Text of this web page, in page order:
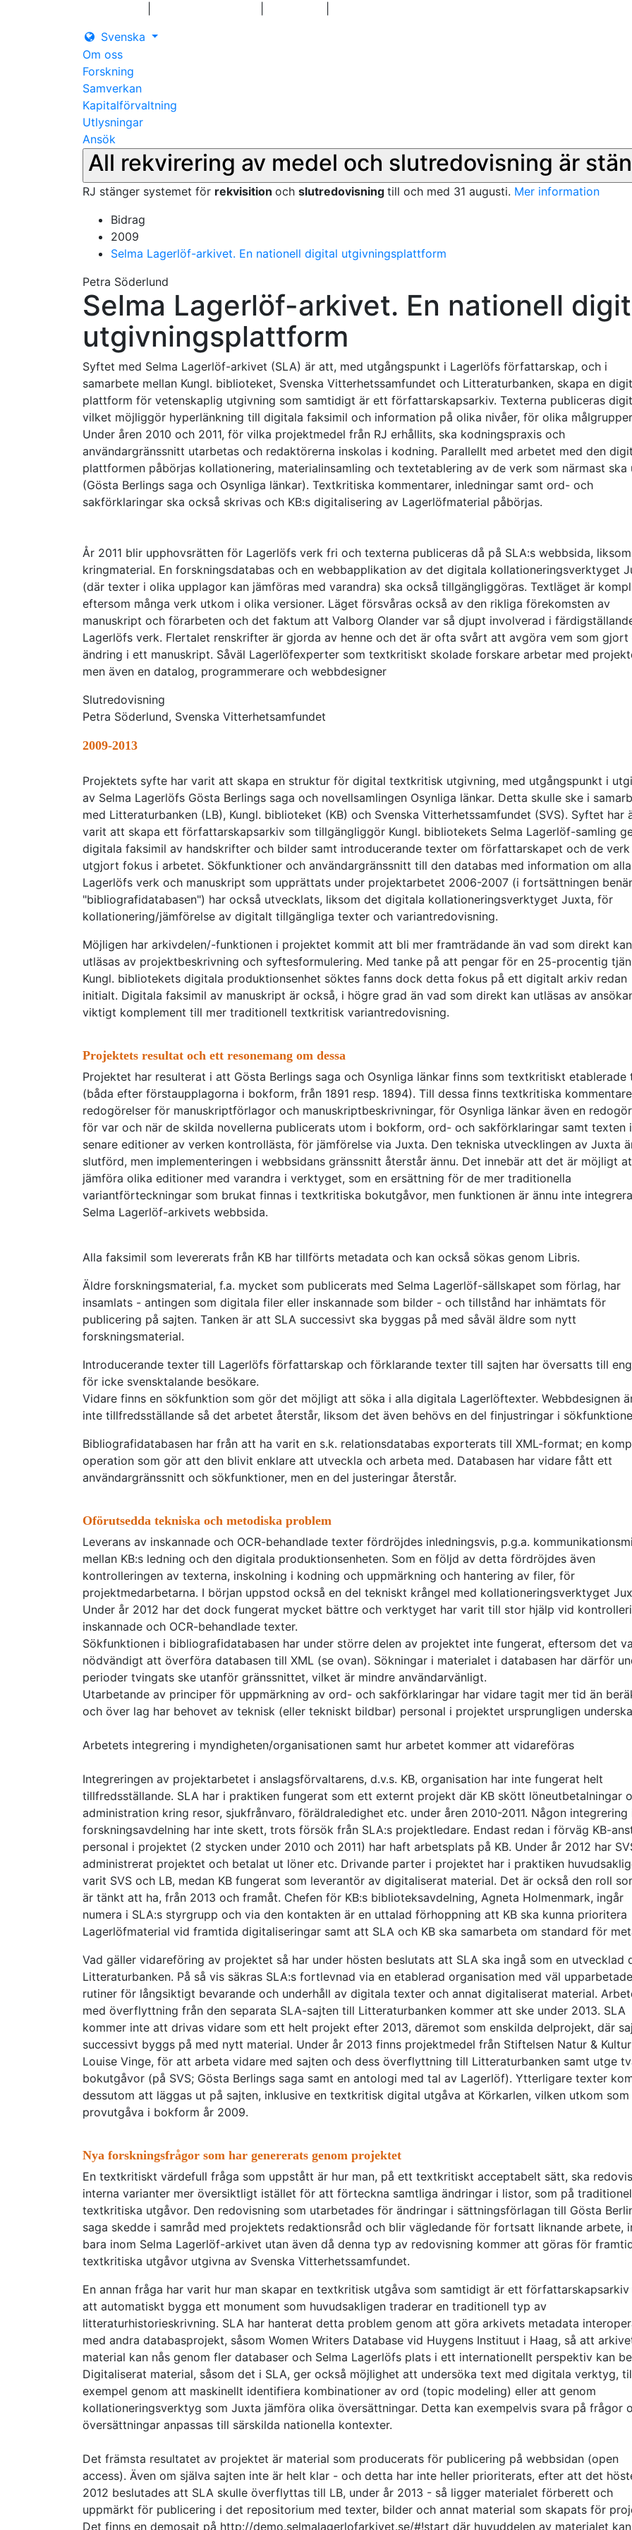
Svenska
Om oss
Forskning
Samverkan
Kapitalförvaltning
Utlysningar
Ansök
All rekvirering av medel och slutredovisning är
RJ stänger systemet för rekvisition och slutredovisning till och med 31 augusti. Mer information
Bidrag
2009
Selma Lagerlöf-arkivet. En nationell digital utgivningsplattform
Petra Söderlund
Selma Lagerlöf-arkivet. En nationell
utgivningsplattform
Syftet med Selma Lagerlöf-arkivet (SLA) är att, med utgångspunkt i Lagerlöfs författarskap, och i
samarbete mellan Kungl. biblioteket, Svenska Vitterhetssamfundet och Litteraturbanken, skapa en
plattform för vetenskaplig utgivning som samtidigt är ett författarskapsarkiv. Texterna publiceras
vilket möjliggör hyperlänkning till digitala faksimil och information på olika nivåer, för olika
Under åren 2010 och 2011, för vilka projektmedel från RJ erhållits, ska kodningspraxis och
användargränssnitt utarbetas och redaktörerna inskolas i kodning. Parallellt med arbetet med den
plattformen påbörjas kollationering, materialinsamling och textetablering av de verk som närmast ska
(Gösta Berlings saga och Osynliga länkar). Textkritiska kommentarer, inledningar samt ord- och
sakförklaringar ska också skrivas och KB:s digitalisering av Lagerlöfmaterial påbörjas.
År 2011 blir upphovsrätten för Lagerlöfs verk fri och texterna publiceras då på SLA:s webbsida, liksom
kringmaterial. En forskningsdatabas och en webbapplikation av det digitala kollationeringsverktyget
(där texter i olika upplagor kan jämföras med varandra) ska också tillgängliggöras. Textläget är
eftersom många verk utkom i olika versioner. Läget försvåras också av den rikliga förekomsten av
manuskript och förarbeten och det faktum att Valborg Olander var så djupt involverad i
Lagerlöfs verk. Flertalet renskrifter är gjorda av henne och det är ofta svårt att avgöra vem som gjort
ändring i ett manuskript. Såväl Lagerlöfexperter som textkritiskt skolade forskare arbetar med
men även en datalog, programmerare och webbdesigner
Slutredovisning
Petra Söderlund, Svenska Vitterhetsamfundet
2009-2013
Projektets syfte har varit att skapa en struktur för digital textkritisk utgivning, med utgångspunkt i
av Selma Lagerlöfs Gösta Berlings saga och novellsamlingen Osynliga länkar. Detta skulle ske i
med Litteraturbanken (LB), Kungl. biblioteket (KB) och Svenska Vitterhetssamfundet (SVS). Syftet har
varit att skapa ett författarskapsarkiv som tillgängliggör Kungl. bibliotekets Selma Lagerlöf-samling
digitala faksimil av handskrifter och bilder samt introducerande texter om författarskapet och de verk
utgjort fokus i arbetet. Sökfunktioner och användargränssnitt till den databas med information om alla
Lagerlöfs verk och manuskript som upprättats under projektarbetet 2006-2007 (i fortsättningen
"bibliografidatabasen") har också utvecklats, liksom det digitala kollationeringsverktyget Juxta, för
kollationering/jämförelse av digitalt tillgängliga texter och variantredovisning.
Möjligen har arkivdelen/-funktionen i projektet kommit att bli mer framträdande än vad som direkt kan
utläsas av projektbeskrivning och syftesformulering. Med tanke på att pengar för en 25-procentig
Kungl. bibliotekets digitala produktionsenhet söktes fanns dock detta fokus på ett digitalt arkiv redan
initialt. Digitala faksimil av manuskript är också, i högre grad än vad som direkt kan utläsas av
viktigt komplement till mer traditionell textkritisk variantredovisning.
Projektets resultat och ett resonemang om dessa
Projektet har resulterat i att Gösta Berlings saga och Osynliga länkar finns som textkritiskt etablerade
(båda efter förstaupplagorna i bokform, från 1891 resp. 1894). Till dessa finns textkritiska
redogörelser för manuskriptförlagor och manuskriptbeskrivningar, för Osynliga länkar även en
för var och när de skilda novellerna publicerats utom i bokform, ord- och sakförklaringar samt texten i
senare editioner av verken kontrollästa, för jämförelse via Juxta. Den tekniska utvecklingen av Juxta
slutförd, men implementeringen i webbsidans gränssnitt återstår ännu. Det innebär att det är möjligt
jämföra olika editioner med varandra i verktyget, som en ersättning för de mer traditionella
variantförteckningar som brukat finnas i textkritiska bokutgåvor, men funktionen är ännu inte
Selma Lagerlöf-arkivets webbsida.
Alla faksimil som levererats från KB har tillförts metadata och kan också sökas genom Libris.
Äldre forskningsmaterial, f.a. mycket som publicerats med Selma Lagerlöf-sällskapet som förlag, har
insamlats - antingen som digitala filer eller inskannade som bilder - och tillstånd har inhämtats för
publicering på sajten. Tanken är att SLA successivt ska byggas på med såväl äldre som nytt
forskningsmaterial.
Introducerande texter till Lagerlöfs författarskap och förklarande texter till sajten har översatts till
för icke svensktalande besökare.
Vidare finns en sökfunktion som gör det möjligt att söka i alla digitala Lagerlöftexter. Webbdesignen
inte tillfredsställande så det arbetet återstår, liksom det även behövs en del finjustringar i
Bibliografidatabasen har från att ha varit en s.k. relationsdatabas exporterats till XML-format; en
operation som gör att den blivit enklare att utveckla och arbeta med. Databasen har vidare fått ett
användargränssnitt och sökfunktioner, men en del justeringar återstår.
Oförutsedda tekniska och metodiska problem
Leverans av inskannade och OCR-behandlade texter fördröjdes inledningsvis, p.g.a.
mellan KB:s ledning och den digitala produktionsenheten. Som en följd av detta fördröjdes även
kontrolleringen av texterna, inskolning i kodning och uppmärkning och hantering av filer, för
projektmedarbetarna. I början uppstod också en del tekniskt krångel med kollationeringsverktyget
Under år 2012 har det dock fungerat mycket bättre och verktyget har varit till stor hjälp vid
inskannade och OCR-behandlade texter.
Sökfunktionen i bibliografidatabasen har under större delen av projektet inte fungerat, eftersom det
nödvändigt att överföra databasen till XML (se ovan). Sökningar i materialet i databasen har därför
perioder tvingats ske utanför gränssnittet, vilket är mindre användarvänligt.
Utarbetande av principer för uppmärkning av ord- och sakförklaringar har vidare tagit mer tid än
och över lag har behovet av teknisk (eller tekniskt bildbar) personal i projektet ursprungligen
Arbetets integrering i myndigheten/organisationen samt hur arbetet kommer att vidareföras
Integreringen av projektarbetet i anslagsförvaltarens, d.v.s. KB, organisation har inte fungerat helt
tillfredsställande. SLA har i praktiken fungerat som ett externt projekt där KB skött löneutbetalningar
administration kring resor, sjukfrånvaro, föräldraledighet etc. under åren 2010-2011. Någon integrering
forskningsavdelning har inte skett, trots försök från SLA:s projektledare. Endast redan i förväg KB-
personal i projektet (2 stycken under 2010 och 2011) har haft arbetsplats på KB. Under år 2012 har
administrerat projektet och betalat ut löner etc. Drivande parter i projektet har i praktiken
varit SVS och LB, medan KB fungerat som leverantör av digitaliserat material. Det är också den roll
är tänkt att ha, från 2013 och framåt. Chefen för KB:s biblioteksavdelning, Agneta Holmenmark, ingår
numera i SLA:s styrgrupp och via den kontakten är en uttalad förhoppning att KB ska kunna prioritera
Lagerlöfmaterial vid framtida digitaliseringar samt att SLA och KB ska samarbeta om standard för
Vad gäller vidareföring av projektet så har under hösten beslutats att SLA ska ingå som en utvecklad
Litteraturbanken. På så vis säkras SLA:s fortlevnad via en etablerad organisation med väl upparbetade
rutiner för långsiktigt bevarande och underhåll av digitala texter och annat digitaliserat material.
med överflyttning från den separata SLA-sajten till Litteraturbanken kommer att ske under 2013. SLA
kommer inte att drivas vidare som ett helt projekt efter 2013, däremot som enskilda delprojekt, där
successivt byggs på med nytt material. Under år 2013 finns projektmedel från Stiftelsen Natur &
Louise Vinge, för att arbeta vidare med sajten och dess överflyttning till Litteraturbanken samt utge
bokutgåvor (på SVS; Gösta Berlings saga samt en antologi med tal av Lagerlöf). Ytterligare texter
dessutom att läggas ut på sajten, inklusive en textkritisk digital utgåva at Körkarlen, vilken utkom som
provutgåva i bokform år 2009.
Nya forskningsfrågor som har genererats genom projektet
En textkritiskt värdefull fråga som uppstått är hur man, på ett textkritiskt acceptabelt sätt, ska
interna varianter mer översiktligt istället för att förteckna samtliga ändringar i listor, som på
textkritiska utgåvor. Den redovisning som utarbetades för ändringar i sättningsförlagan till Gösta
saga skedde i samråd med projektets redaktionsråd och blir vägledande för fortsatt liknande arbete,
bara inom Selma Lagerlöf-arkivet utan även då denna typ av redovisning kommer att göras för
textkritiska utgåvor utgivna av Svenska Vitterhetssamfundet.
En annan fråga har varit hur man skapar en textkritisk utgåva som samtidigt är ett författarskapsarkiv
att automatiskt bygga ett monument som huvudsakligen traderar en traditionell typ av
litteraturhistorieskrivning. SLA har hanterat detta problem genom att göra arkivets metadata
med andra databasprojekt, såsom Women Writers Database vid Huygens Instituut i Haag, så att
material kan nås genom fler databaser och Selma Lagerlöfs plats i ett internationellt perspektiv kan
Digitaliserat material, såsom det i SLA, ger också möjlighet att undersöka text med digitala verktyg,
exempel genom att maskinellt identifiera kombinationer av ord (topic modeling) eller att genom
kollationeringsverktyg som Juxta jämföra olika översättningar. Detta kan exempelvis svara på frågor
översättningar anpassas till särskilda nationella kontexter.
Det främsta resultatet av projektet är material som producerats för publicering på webbsidan (open
access). Även om själva sajten inte är helt klar - och detta har inte heller prioriterats, efter att det
2012 beslutades att SLA skulle överflyttas till LB, under år 2013 - så ligger materialet förberett och
uppmärkt för publicering i det repositorium med texter, bilder och annat material som skapats för
Det finns en demosajt på http://demo.selmalagerlofarkivet.se/#!start där huvuddelen av materialet kan